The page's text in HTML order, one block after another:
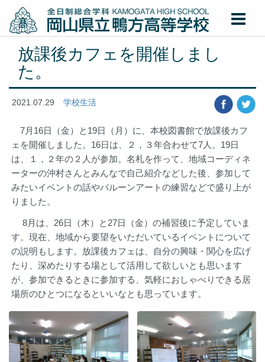
放課後カフェを開催しまし
た。
2021.07.29 学校生活
7月16日（金）と19日（月）に、本校図書館で放課後カフ
ェを開催しました。16日は、２，３年合わせて7人。19日
は、１，２年の２人が参加。名札を作って、地域コーディネ
ーターの沖村さんとみんなで自己紹介などした後、参加して
みたいイベントの話やバルーンアートの練習などで盛り上が
りました。
8月は、26日（木）と27日（金）の補習後に予定していま
す。現在、地域から要望をいただいているイベントについて
の説明もします。放課後カフェは、自分の興味・関心を広げ
たり、深めたりする場として活用して欲しいとも思います
が、参加できるときに参加する、気軽におしゃべりできる居
場所のひとつになるといいなとも思っています。